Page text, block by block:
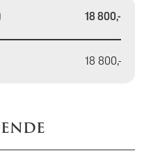
18 800,-
18 800,-